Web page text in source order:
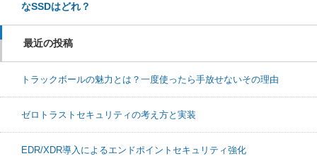
なSSDはどれ？
最近の投稿
トラックボールの魅力とは？一度使ったら手放せないその理由
ゼロトラストセキュリティの考え方と実装
EDR/XDR導入によるエンドポイントセキュリティ強化